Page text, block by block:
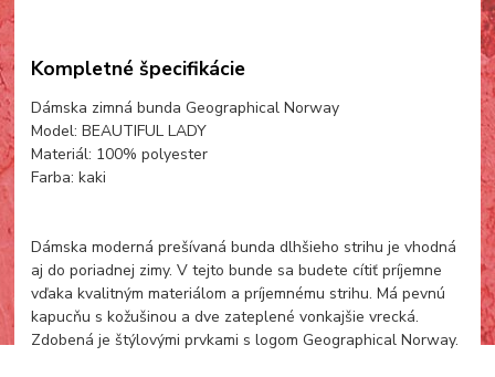
Kompletné špecifikácie
Dámska zimná bunda Geographical Norway
Model: BEAUTIFUL LADY
Materiál: 100% polyester
Farba: kaki
Dámska moderná prešívaná bunda dlhšieho strihu je vhodná
aj do poriadnej zimy. V tejto bunde sa budete cítiť príjemne
vďaka kvalitným materiálom a príjemnému strihu. Má pevnú
kapucňu s kožušinou a dve zateplené vonkajšie vrecká.
Zdobená je štýlovými prvkami s logom Geographical Norway.